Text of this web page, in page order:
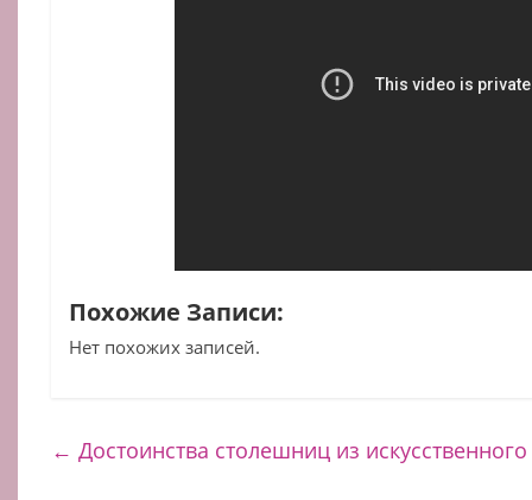
Похожие Записи:
Нет похожих записей.
← Достоинства столешниц из